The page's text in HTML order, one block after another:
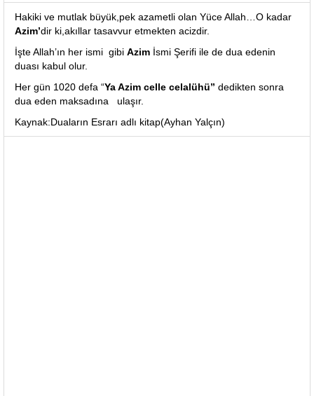
Hakiki ve mutlak büyük,pek azametli olan Yüce Allah…O kadar
Azim’dir ki,akıllar tasavvur etmekten acizdir.
İşte Allah’ın her ismi gibi Azim İsmi Şerifi ile de dua edenin
duası kabul olur.
Her gün 1020 defa “Ya Azim celle celalühü” dedikten sonra
dua eden maksadına ulaşır.
Kaynak:Duaların Esrarı adlı kitap(Ayhan Yalçın)